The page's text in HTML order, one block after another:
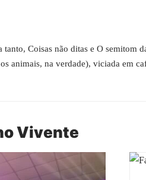
Coisas não ditas e O semitom
animais, na verdade), viciada em
Vivente